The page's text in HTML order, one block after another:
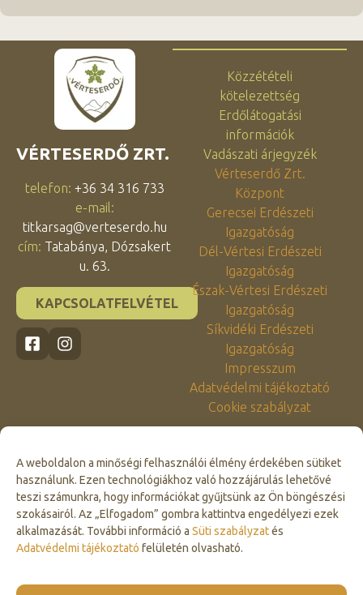
A weboldalon a minőségi felhasználói élmény érdekében sütiket
használunk. Ezen technológiákhoz való hozzájárulás lehetővé
teszi számunkra, hogy információkat gyűjtsünk az Ön böngészési
szokásairól. Az „Elfogadom” gombra kattintva engedélyezi ezek
alkalmazását. További információ a Süti szabályzatés
Adatvédelmi tájékoztató felületén olvasható.
Click to accept marketing cookies and
VÉRTESERDŐ ZRT.
telefon: +36 34 316 733
e-mail:
titkarsag@verteserdo.hu
cím: Tatabánya, Dózsakert
u. 63.
KAPCSOLATFELVÉTEL
Közzétételi
kötelezettség
Erdőlátogatási
információk
Vadászati árjegyzék
Vérteserdő Zrt.
Központ
Gerecsei Erdészeti
Igazgatóság
Dél-Vértesi Erdészeti
Igazgatóság
Észak-Vértesi Erdészeti
Igazgatóság
Síkvidéki Erdészeti
Igazgatóság
Impresszum
Adatvédelmi tájékoztató
Cookie szabályzat